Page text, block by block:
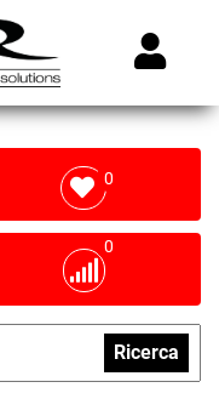
0
0
Ricerca